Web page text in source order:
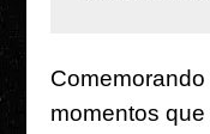
momentos